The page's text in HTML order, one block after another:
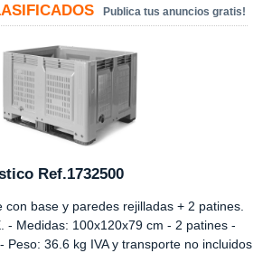
Publica tus anuncios gratis!
Ref.1732500
con base y paredes rejilladas + 2 patines.
- Medidas: 100x120x79 cm - 2 patines -
Peso: 36.6 kg IVA y transporte no incluidos